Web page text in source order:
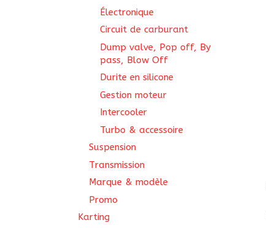
Électronique
Circuit de carburant
Dump valve, Pop off, By
pass, Blow Off
Durite en silicone
Gestion moteur
Intercooler
Turbo & accessoire
Suspension
Transmission
Marque & modèle
Promo
Karting